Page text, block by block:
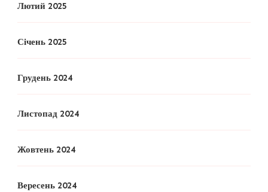
Лютий 2025
Січень 2025
Грудень 2024
Листопад 2024
Жовтень 2024
Вересень 2024